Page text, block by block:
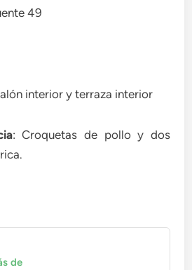
49
interior y terraza interior
: Croquetas de pollo y dos
de